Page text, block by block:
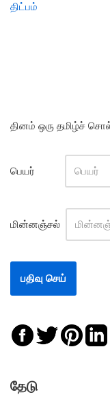
திட்பம்
தினம் ஒரு தமிழ்ச்
பெயர்
மின்னஞ்சல்
தேடு